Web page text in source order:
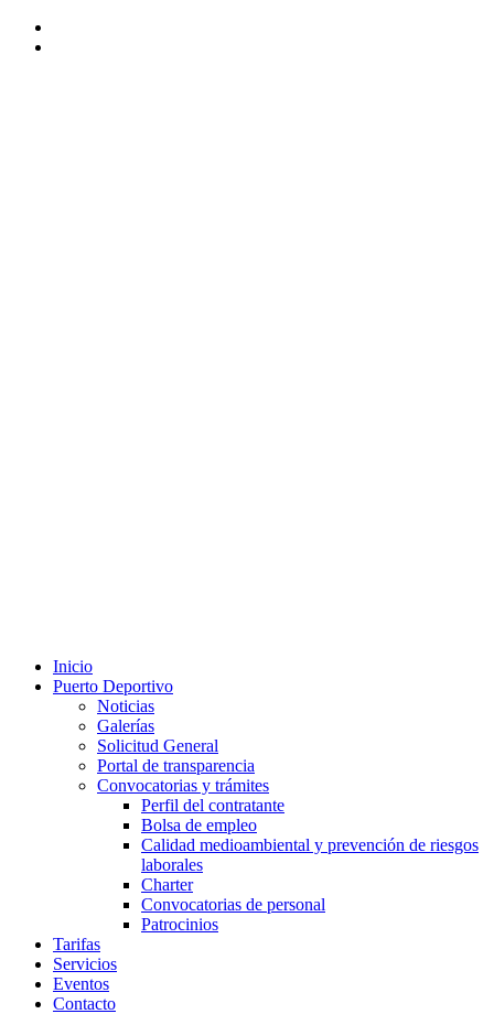
Inicio
Puerto Deportivo
Noticias
Galerías
Solicitud General
Portal de transparencia
Convocatorias y trámites
Perfil del contratante
Bolsa de empleo
Calidad medioambiental y prevención de riesgos
laborales
Charter
Convocatorias de personal
Patrocinios
Tarifas
Servicios
Eventos
Contacto